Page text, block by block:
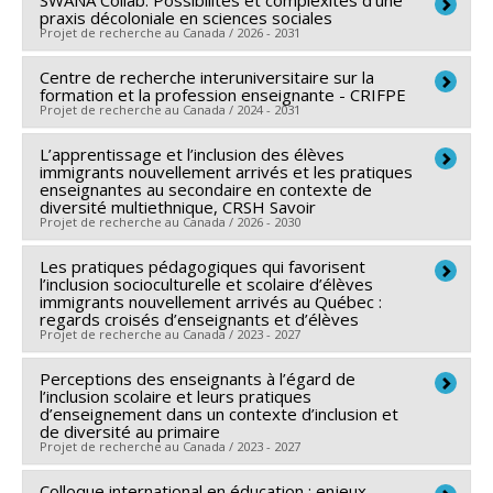
Co-chercheurs : Jrène Rahm,Diana Miconi
Charette,Mélissa Bissonnette
Sources de financement :CRSH/Conseil de recherches
en sciences humaines du Canada
Programmes de subvention :PVXXXXXX-Subvention
Savoir
praxis décoloniale en sciences sociales
Projet de recherche au Canada / 2026 - 2031
Chercheur principal : Roxane Caron
Co-chercheurs : Aline Bogossian,Emmanuelle Khoury
Rola Koubeissy
Sources de financement :CRSH/Conseil de recherches
en sciences humaines du Canada
Programmes de subvention :PVXXXXXX-Subvention
Savoir
Centre de recherche interuniversitaire sur la
formation et la profession enseignante - CRIFPE
Projet de recherche au Canada / 2024 - 2031
Chercheur principal : Marc André Éthier
Co-chercheurs : Annie Malo, Joëlle Morrissette,
Martial Dembélé,Marie Thériault,Bruno Poellhuber
Cecilia Borges,Francisco A. Loiola,Marie-Odile
Magnan,Alexandre Lanoix,Normand Roy,
Morales-Perlaza,Geneviève Carpentier,Isabelle
Vivegnis ,Bruce Maxwell,Lyne Martel,Amélie
Lemieux,Rola Koubeissy,Naomie Fournier Dubé,
Sylvain Turcotte,Sylvie Beaudoin,Jean-François
Desbiens ,Stéphane Martineau,François Larose
Liliane Portelance,Christine Couture
Lefrançois
,François Vincent,Sivane Hirsch,Joséphine
L’apprentissage et l’inclusion des élèves
immigrants nouvellement arrivés et les pratiques
enseignantes au secondaire en contexte de
diversité multiethnique, CRSH Savoir
Projet de recherche au Canada / 2026 - 2030
Chercheur principal : Rola Koubeissy
Co-chercheurs : Jrène Rahm,Diana Miconi,Josée
Charette,Mélissa Bissonnette
Sources de financement :CRSH/Conseil de recherches
en sciences humaines du Canada
Programmes de subvention :PVXXXXXX-Subvention
Savoir
L’apprentissage et l’inclusion des élèves
Les pratiques pédagogiques qui favorisent
l’inclusion socioculturelle et scolaire d’élèves
immigrants nouvellement arrivés au Québec :
regards croisés d’enseignants et d’élèves
Projet de recherche au Canada / 2023 - 2027
Chercheur principal : Rola Koubeissy
Co-chercheurs : Jrène Rahm,Garine Papazian-
Zohrabian
Sources de financement :CRSH/Conseil de recherches
Perceptions des enseignants à l’égard de
l’inclusion scolaire et leurs pratiques
d’enseignement dans un contexte d’inclusion et
de diversité au primaire
Projet de recherche au Canada / 2023 - 2027